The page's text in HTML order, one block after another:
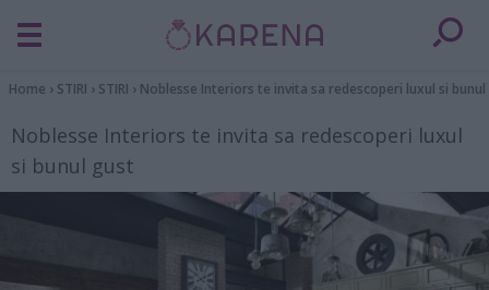
Home › STIRI › STIRI › Noblesse Interiors te invita sa redescoperi luxul si
Noblesse Interiors te invita sa redescoperi luxul
si bunul gust